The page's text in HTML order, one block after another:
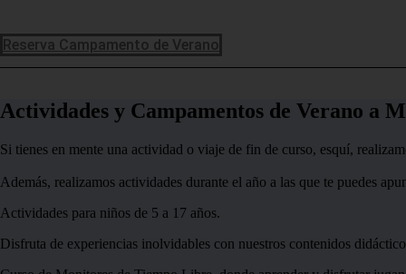
Reserva Campamento de Verano
Actividades y Campamentos de Verano a
Si tienes en mente una actividad o viaje de fin de curso, esquí,
Además, realizamos actividades durante el año a las que te puedes
Actividades para niños de 5 a 17 años.
Disfruta de experiencias inolvidables con nuestros contenidos